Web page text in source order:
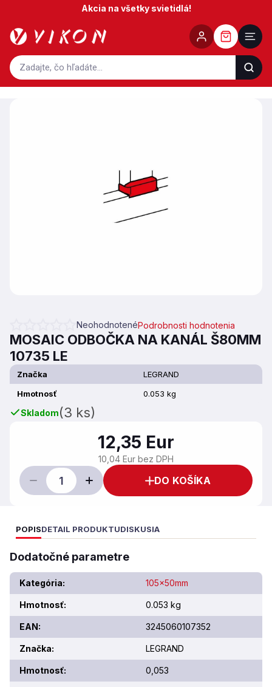
obsah
Akcia na všetky svietidlá!
Priemerné hodnotenie produktu je 0,0 z 5 hviezdičiek.
NeohodnotenéPodrobnosti hodnotenia
MOSAIC ODBOČKA NA KANÁL Š80MM
10735 LE
Značka
LEGRAND
Hmotnosť
0.053 kg
Skladom(3 ks)
12,35 Eur
10,04 Eur bez DPH
DO KOŠÍKA
POPISDETAIL PRODUKTUDISKUSIA
Dodatočné parametre
Kategória: 105x50mm
Hmotnosť: 0.053 kg
EAN: 3245060107352
Značka: LEGRAND
Hmotnosť: 0,053